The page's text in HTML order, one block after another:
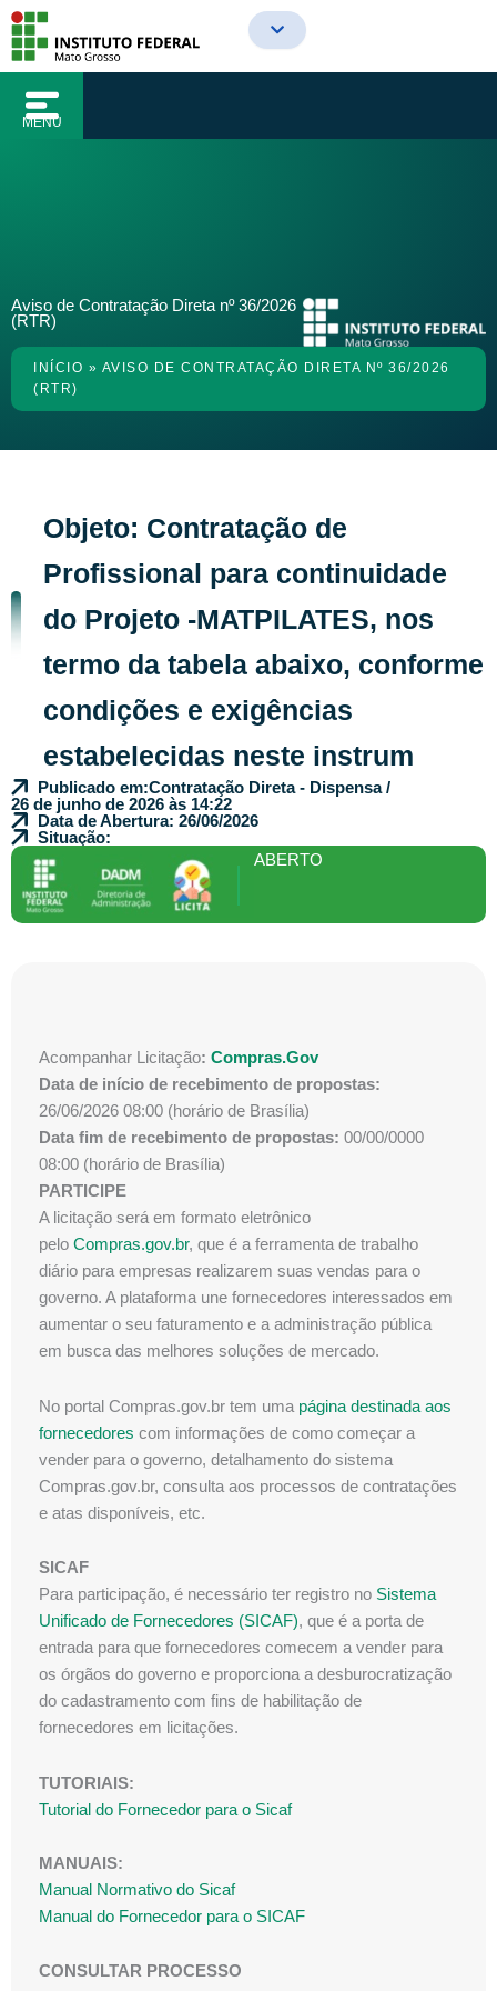
conteúdo
para
conteúdo
MENU
Aviso de Contratação Direta nº 36/2026
(RTR)
INÍCIO » AVISO DE CONTRATAÇÃO DIRETA Nº 36/2026
(RTR)
Objeto: Contratação de
Profissional para continuidade
do Projeto -MATPILATES, nos
termo da tabela abaixo, conforme
condições e exigências
estabelecidas neste instrum
Publicado em:Contratação Direta - Dispensa /
26 de junho de 2026 às 14:22
Data de Abertura: 26/06/2026
Situação:
ABERTO
Acompanhar Licitação: Compras.Gov
Data de início de recebimento de propostas:
26/06/2026 08:00 (horário de Brasília)
Data fim de recebimento de propostas: 00/00/0000
08:00 (horário de Brasília)
PARTICIPE
A licitação será em formato eletrônico
pelo Compras.gov.br, que é a ferramenta de trabalho
diário para empresas realizarem suas vendas para o
governo. A plataforma une fornecedores interessados em
aumentar o seu faturamento e a administração pública
em busca das melhores soluções de mercado.
No portal Compras.gov.br tem uma página destinada aos
fornecedores com informações de como começar a
vender para o governo, detalhamento do sistema
Compras.gov.br, consulta aos processos de contratações
e atas disponíveis, etc.
SICAF
Para participação, é necessário ter registro no Sistema
Unificado de Fornecedores (SICAF), que é a porta de
entrada para que fornecedores comecem a vender para
os órgãos do governo e proporciona a desburocratização
do cadastramento com fins de habilitação de
fornecedores em licitações.
TUTORIAIS:
Tutorial do Fornecedor para o Sicaf
MANUAIS:
Manual Normativo do Sicaf
Manual do Fornecedor para o SICAF
CONSULTAR PROCESSO